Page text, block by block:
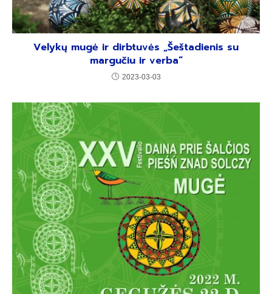
Velykų mugė ir dirbtuvės „Šeštadienis su
margučiu ir verba“
2023-03-03